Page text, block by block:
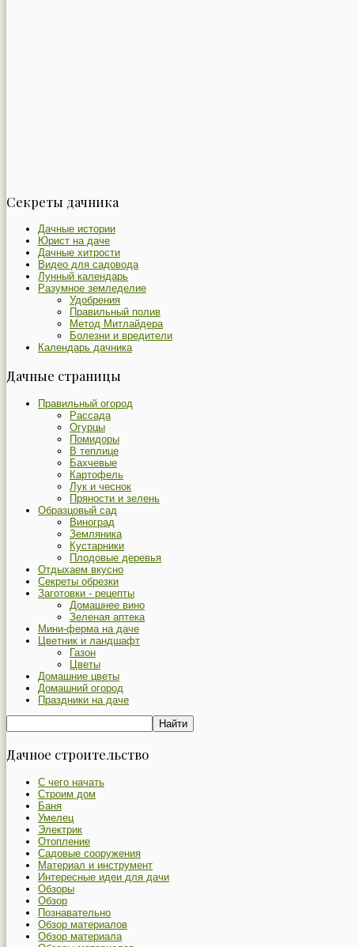
Секреты дачника
Дачные истории
Юрист на даче
Дачные хитрости
Видео для садовода
Лунный календарь
Разумное земледелие
Удобрения
Правильный полив
Метод Митлайдера
Болезни и вредители
Календарь дачника
Дачные страницы
Правильный огород
Рассада
Огурцы
Помидоры
В теплице
Бахчевые
Картофель
Лук и чеснок
Пряности и зелень
Образцовый сад
Виноград
Земляника
Кустарники
Плодовые деревья
Отдыхаем вкусно
Секреты обрезки
Заготовки - рецепты
Домашнее вино
Зеленая аптека
Мини-ферма на даче
Цветник и ландшафт
Газон
Цветы
Домашние цветы
Домашний огород
Праздники на даче
Дачное строительство
С чего начать
Строим дом
Баня
Умелец
Электрик
Отопление
Садовые сооружения
Материал и инструмент
Интересные идеи для дачи
Обзоры
Обзор
Познавательно
Обзор материалов
Обзор материала